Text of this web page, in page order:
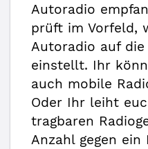
Autoradio
prüft im Vorfeld,
Autoradio auf die
einstellt. Ihr
auch mobile
Oder Ihr leiht
tragbaren
Anzahl gegen ein